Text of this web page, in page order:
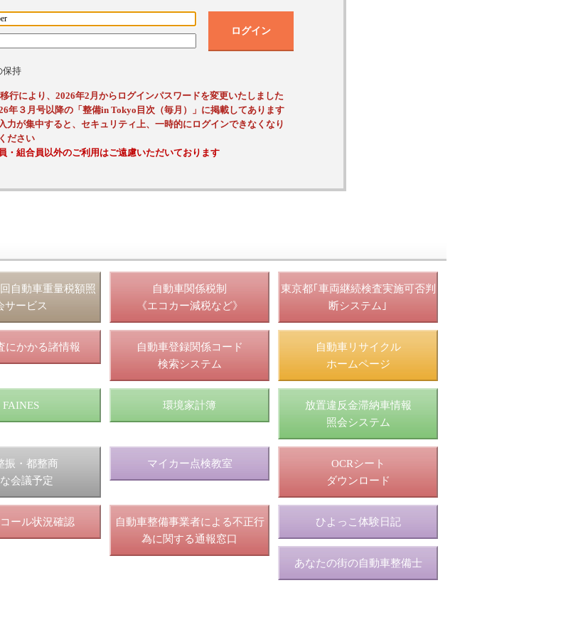
保持
ログイン
行により、2026年2月からログインパスワードを変更いたしました
年３月号以降の「整備in Tokyo目次（毎月）」に掲載してあります
力が集中すると、セキュリティ上、一時的にログインできなくなり
ださい
・組合員以外のご利用はご遠慮いただいております
自動車重量税額照
サービス
自動車関係税制
《エコカー減税など》
東京都｢車両継続検査実施可否判
断システム｣
にかかる諸情報
自動車登録関係コード
検索システム
自動車リサイクル
ホームページ
FAINES 環境家計簿
放置違反金滞納車情報
照会システム
振・都整商
会議予定
マイカー点検教室
OCRシート
ダウンロード
ール状況確認
自動車整備事業者による不正行
為に関する通報窓口
ひよっこ体験日記
あなたの街の自動車整備士